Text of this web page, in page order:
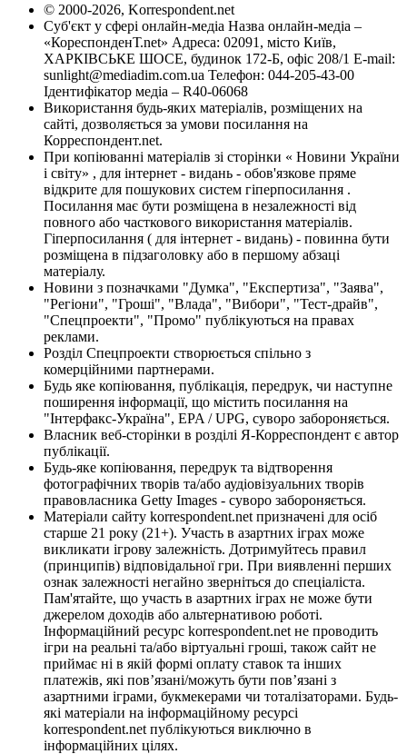
© 2000-2026, Korrespondent.net
Суб'єкт у сфері онлайн-медіа Назва онлайн-медіа –
«КореспонденТ.net» Адреса: 02091, місто Київ,
ХАРКІВСЬКЕ ШОСЕ, будинок 172-Б, офіс 208/1 E-mail:
sunlight@mediadim.com.ua Телефон: 044-205-43-00
Ідентифікатор медіа – R40-06068
Використання будь-яких матеріалів, розміщених на
сайті, дозволяється за умови посилання на
Корреспондент.net.
При копіюванні матеріалів зі сторінки « Новини України
і світу» , для інтернет - видань - обов'язкове пряме
відкрите для пошукових систем гіперпосилання .
Посилання має бути розміщена в незалежності від
повного або часткового використання матеріалів.
Гіперпосилання ( для інтернет - видань) - повинна бути
розміщена в підзаголовку або в першому абзаці
матеріалу.
Новини з позначками "Думка", "Експертиза", "Заява",
"Регіони", "Гроші", "Влада", "Вибори", "Тест-драйв",
"Спецпроекти", "Промо" публікуються на правах
реклами.
Розділ Спецпроекти створюється спільно з
комерційними партнерами.
Будь яке копіювання, публікація, передрук, чи наступне
поширення інформації, що містить посилання на
"Інтерфакс-Україна", EPA / UPG, суворо забороняється.
Власник веб-сторінки в розділі Я-Корреспондент є автор
публікації.
Будь-яке копіювання, передрук та відтворення
фотографічних творів та/або аудіовізуальних творів
правовласника Getty Images - суворо забороняється.
Матеріали сайту korrespondent.net призначені для осіб
старше 21 року (21+). Участь в азартних іграх може
викликати ігрову залежність. Дотримуйтесь правил
(принципів) відповідальної гри. При виявленні перших
ознак залежності негайно зверніться до спеціаліста.
Пам'ятайте, що участь в азартних іграх не може бути
джерелом доходів або альтернативою роботі.
Інформаційний ресурс korrespondent.net не проводить
ігри на реальні та/або віртуальні гроші, також сайт не
приймає ні в якій формі оплату ставок та інших
платежів, які пов’язані/можуть бути пов’язані з
азартними іграми, букмекерами чи тоталізаторами. Будь-
які матеріали на інформаційному ресурсі
korrespondent.net публікуються виключно в
інформаційних цілях.